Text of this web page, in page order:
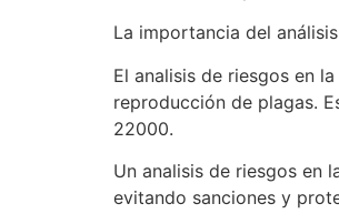
La importancia del
El analisis de riesgos en
reproducción de plagas.
22000.
Un analisis de riesgos en
evitando sanciones y